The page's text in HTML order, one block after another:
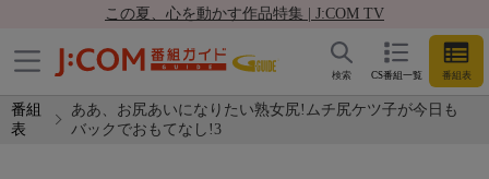
この夏、心を動かす作品特集 | J:COM TV
CS番組一覧 番組表
検索
番組
表
ああ、お尻あいになりたい熟女尻!ムチ尻ケツ子が今日も
バックでおもてなし!3